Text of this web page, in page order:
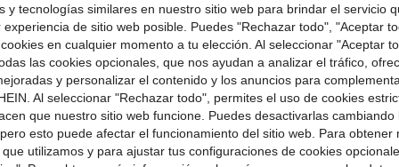
atracción anti-gravedad, adecuado para actividades padres-hijos, regalos para niños y niñas, juguetes educativos -16% Juego de Bloques de Construcción de Vehículo Blindado Clásico, Juguete Educativo Sensorial STEM, Coleccionable Ideal para Entusiastas Militares, Adecuado como Regalo de Cumpleaños y Regalo de Aula para Niños, Regalo de Fiesta de Halloween y Navidad -28% Juguete de viaje magnético, figuras magnéticas para niños, juguete sensorial
#1 Más
y tecnologías similares en nuestro sitio web para brindar el servicio
de sitio web posible. Puedes "Rechazar todo", "Aceptar
en cualquier momento a tu elección. Al seleccionar "Aceptar
las cookies opcionales, que nos ayudan a analizar el tráfico,
y personalizar el contenido y los anuncios para
Al seleccionar "Rechazar todo", permites el uso de cookies
que nuestro sitio web funcione. Puedes desactivarlas cambiando
esto puede afectar el funcionamiento del sitio web. Para obtener
utilizamos y para ajustar tus configuraciones de cookies